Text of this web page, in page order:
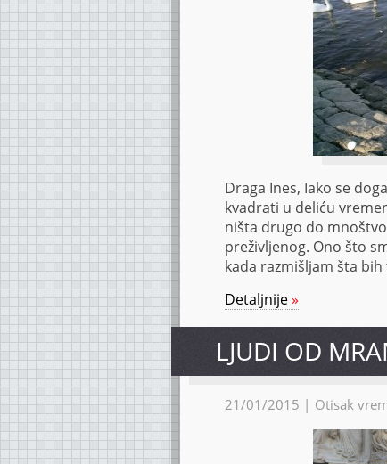
Draga Ines, Iako se
kvadrati u deliću
ništa drugo do
preživljenog. Ono što
kada razmišljam šta
Detaljnije»
LJUDI OD
21/01/2015 | Otisak